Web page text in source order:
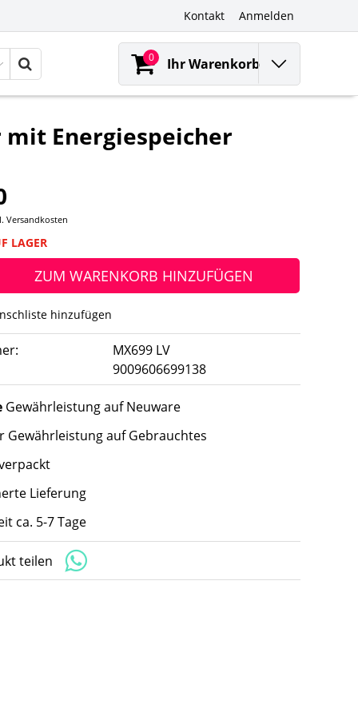
Kontakt Anmelden
0 Ihr Warenkorb
mit Energiespeicher
Versandkosten
LAGER
ZUM WARENKORB HINZUFÜGEN
hinzufügen
MX699 LV
9009606699138
Gewährleistung auf Neuware
Gewährleistung auf Gebrauchtes
Lieferung
ca. 5-7 Tage
teilen